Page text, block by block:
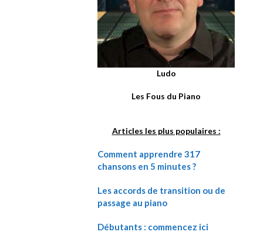
Ludo
Les Fous du Piano
Articles les plus populaires :
Comment apprendre 317
chansons en 5 minutes ?
Les accords de transition ou de
passage au piano
Débutants : commencez ici